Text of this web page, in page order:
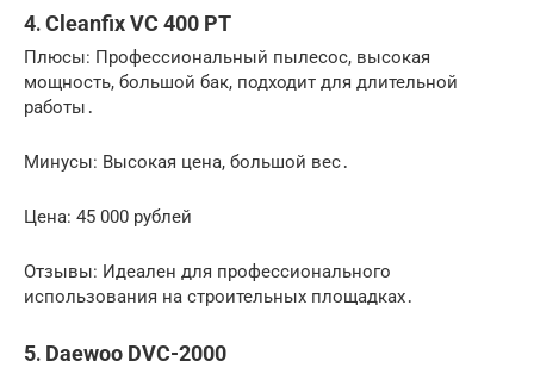
4․ Cleanfix VC 400 PT
Плюсы: Профессиональный пылесос, высокая
мощность, большой бак, подходит для длительной
работы․
Минусы: Высокая цена, большой вес․
Цена: 45 000 рублей
Отзывы: Идеален для профессионального
использования на строительных площадках․
5․ Daewoo DVC-2000